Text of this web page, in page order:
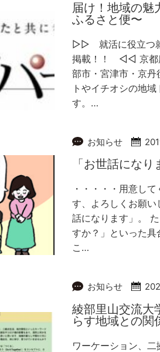
届け！地域の魅
ふるさと便〜
▷▷ 就活に役立つ就
掲載！！ ◁◁ 京都
部市・宮津市・京
トやイチオシの地
す。…
お知らせ
「お世話にな
・・・・・用意し
す、よろしくお願
話になります」。
すか？」といった
こ…
お知らせ
綾部里山交流大
らす地域との
ワーケーション、